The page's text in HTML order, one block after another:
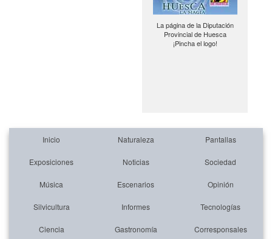
La página de la Diputación
Provincial de Huesca
¡Pincha el logo!
Inicio Naturaleza Pantallas
Exposiciones Noticias Sociedad
Música Escenarios Opinión
Silvicultura Informes Tecnologías
Ciencia Gastronomía Corresponsales